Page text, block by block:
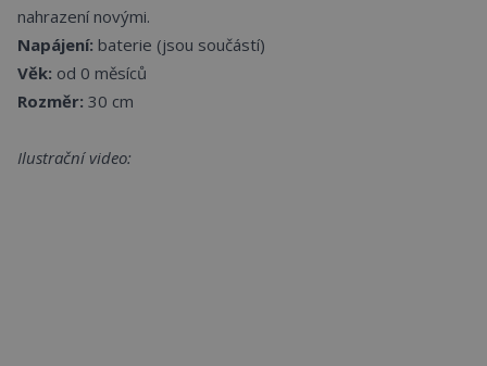
nahrazení novými.
Napájení: baterie (jsou součástí)
Věk: od 0 měsíců
Rozměr: 30 cm
Ilustrační video: